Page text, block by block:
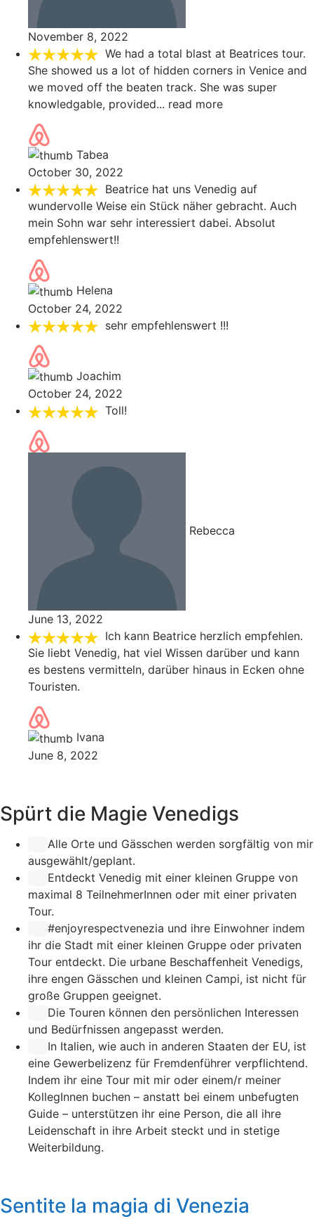
November 8, 2022
We had a total blast at Beatrices tour.
She showed us a lot of hidden corners in Venice and
we moved off the beaten track. She was super
knowledgable, provided... read more
Tabea
October 30, 2022
Beatrice hat uns Venedig auf
wundervolle Weise ein Stück näher gebracht. Auch
mein Sohn war sehr interessiert dabei. Absolut
empfehlenswert!!
Helena
October 24, 2022
sehr empfehlenswert !!!
Joachim
October 24, 2022
Toll!
Rebecca
June 13, 2022
Ich kann Beatrice herzlich empfehlen.
Sie liebt Venedig, hat viel Wissen darüber und kann
es bestens vermitteln, darüber hinaus in Ecken ohne
Touristen.
Ivana
June 8, 2022
Spürt die Magie Venedigs
Alle Orte und Gässchen werden sorgfältig von mir
ausgewählt/geplant.
Entdeckt Venedig mit einer kleinen Gruppe von
maximal 8 TeilnehmerInnen oder mit einer privaten
Tour.
#enjoyrespectvenezia und ihre Einwohner indem
ihr die Stadt mit einer kleinen Gruppe oder privaten
Tour entdeckt. Die urbane Beschaffenheit Venedigs,
ihre engen Gässchen und kleinen Campi, ist nicht für
große Gruppen geeignet.
Die Touren können den persönlichen Interessen
und Bedürfnissen angepasst werden.
In Italien, wie auch in anderen Staaten der EU, ist
eine Gewerbelizenz für Fremdenführer verpflichtend.
Indem ihr eine Tour mit mir oder einem/r meiner
KollegInnen buchen – anstatt bei einem unbefugten
Guide – unterstützen ihr eine Person, die all ihre
Leidenschaft in ihre Arbeit steckt und in stetige
Weiterbildung.
Sentite la magia di Venezia